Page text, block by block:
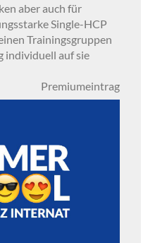
aber auch für
Single-HCP
Trainingsgruppen
individuell auf sie
Premiumeintrag